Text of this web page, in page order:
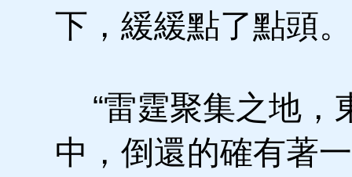
下，緩緩點了點頭。
“雷霆聚集之地，
中，倒還的確有著